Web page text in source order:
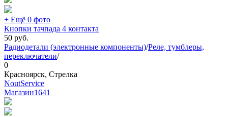
+ Ещё 0 фото
Кнопки тачпада 4 контакта
50 руб.
Радиодетали (электронные компоненты)/Реле, тумблеры,
переключатели/
0
Красноярск, Стрелка
NoutService
Магазин1641